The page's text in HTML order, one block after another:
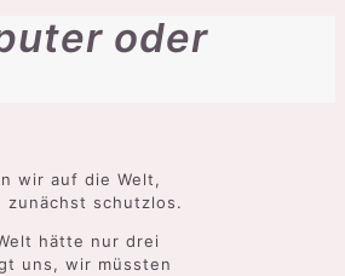
oder
wir auf die Welt,
zunächst schutzlos.
hätte nur drei
uns, wir müssten